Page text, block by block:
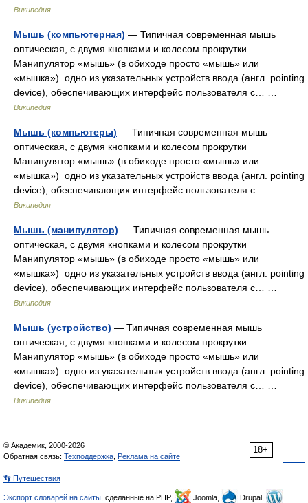
Википедия
Мышь (компьютерная) — Типичная современная мышь
оптическая, с двумя кнопками и колесом прокрутки
Манипулятор «мышь» (в обиходе просто «мышь» или
«мышка») одно из указательных устройств ввода (англ. pointing
device), обеспечивающих интерфейс пользователя с… …
Википедия
Мышь (компьютеры) — Типичная современная мышь
оптическая, с двумя кнопками и колесом прокрутки
Манипулятор «мышь» (в обиходе просто «мышь» или
«мышка») одно из указательных устройств ввода (англ. pointing
device), обеспечивающих интерфейс пользователя с… …
Википедия
Мышь (манипулятор) — Типичная современная мышь
оптическая, с двумя кнопками и колесом прокрутки
Манипулятор «мышь» (в обиходе просто «мышь» или
«мышка») одно из указательных устройств ввода (англ. pointing
device), обеспечивающих интерфейс пользователя с… …
Википедия
Мышь (устройство) — Типичная современная мышь
оптическая, с двумя кнопками и колесом прокрутки
Манипулятор «мышь» (в обиходе просто «мышь» или
«мышка») одно из указательных устройств ввода (англ. pointing
device), обеспечивающих интерфейс пользователя с… …
Википедия
18+
© Академик, 2000-2026
Обратная связь: Техподдержка Реклама на сайте
👣 Путешествия
Экспорт словарей на сайты , сделанные на PHP, Joomla,
Drupal,